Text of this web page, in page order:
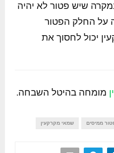
שיש פטור לא יהיה
על החלק הפטור
יכול לחסוך את
מומחה בהיטל השבחה.
ממיסים שמאי מקרקעין